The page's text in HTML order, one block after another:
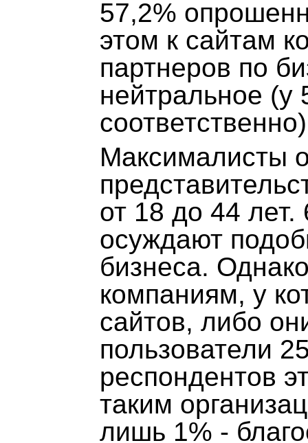
57,2%
этом к сайтам
партнеров по
нейтральное (у
Максималисты
от 18 до 44
осуждают
бизнеса.
компаниям, у
сайтов, либо
пользователи
респондентов
таким
лишь 1% -